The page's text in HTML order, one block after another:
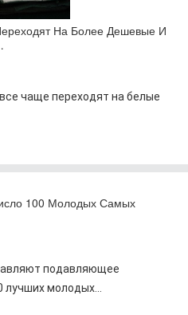
На Более Дешевые И
чаще переходят на белые
100 Молодых Самых
подавляющее
молодых...